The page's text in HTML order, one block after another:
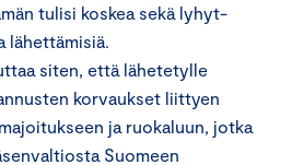
tulisi koskea sekä lyhyt-
lähettämisiä.
siten, että lähetetylle
korvaukset liittyen
ja ruokaluun, jotka
Suomeen